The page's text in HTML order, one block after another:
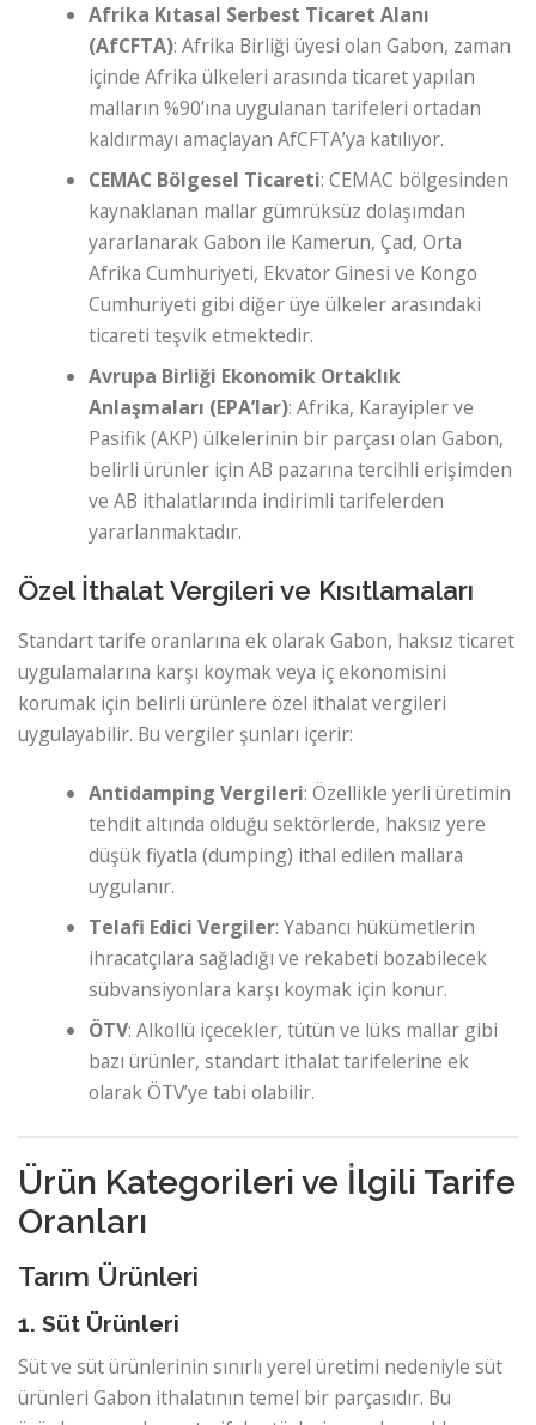
Afrika Kıtasal Serbest Ticaret Alanı
(AfCFTA): Afrika Birliği üyesi olan Gabon, zaman
içinde Afrika ülkeleri arasında ticaret yapılan
malların %90’ına uygulanan tarifeleri ortadan
kaldırmayı amaçlayan AfCFTA’ya katılıyor.
CEMAC Bölgesel Ticareti: CEMAC bölgesinden
kaynaklanan mallar gümrüksüz dolaşımdan
yararlanarak Gabon ile Kamerun, Çad, Orta
Afrika Cumhuriyeti, Ekvator Ginesi ve Kongo
Cumhuriyeti gibi diğer üye ülkeler arasındaki
ticareti teşvik etmektedir.
Avrupa Birliği Ekonomik Ortaklık
Anlaşmaları (EPA’lar): Afrika, Karayipler ve
Pasifik (AKP) ülkelerinin bir parçası olan Gabon,
belirli ürünler için AB pazarına tercihli erişimden
ve AB ithalatlarında indirimli tarifelerden
yararlanmaktadır.
Özel İthalat Vergileri ve Kısıtlamaları
Standart tarife oranlarına ek olarak Gabon, haksız ticaret
uygulamalarına karşı koymak veya iç ekonomisini
korumak için belirli ürünlere özel ithalat vergileri
uygulayabilir. Bu vergiler şunları içerir:
Antidamping Vergileri: Özellikle yerli üretimin
tehdit altında olduğu sektörlerde, haksız yere
düşük fiyatla (dumping) ithal edilen mallara
uygulanır.
Telafi Edici Vergiler: Yabancı hükümetlerin
ihracatçılara sağladığı ve rekabeti bozabilecek
sübvansiyonlara karşı koymak için konur.
ÖTV: Alkollü içecekler, tütün ve lüks mallar gibi
bazı ürünler, standart ithalat tarifelerine ek
olarak ÖTV’ye tabi olabilir.
Ürün Kategorileri ve İlgili Tarife
Oranları
Tarım Ürünleri
1. Süt Ürünleri
Süt ve süt ürünlerinin sınırlı yerel üretimi nedeniyle süt
ürünleri Gabon ithalatının temel bir parçasıdır. Bu